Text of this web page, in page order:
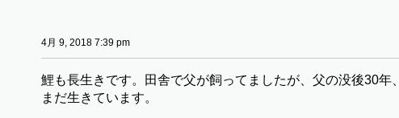
4月 9, 2018 7:39 pm
鯉も長生きです。田舎で父が飼ってましたが、父の没後30年、
まだ生きています。